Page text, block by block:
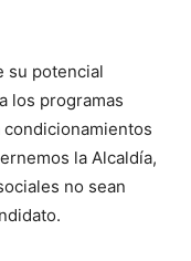
su potencial
los programas
la Alcaldía,
no sean